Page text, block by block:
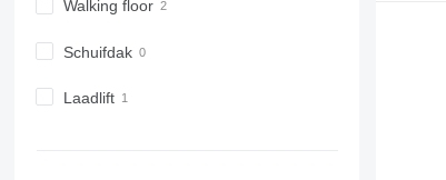
Walking floor
Schuifdak
Laadlift